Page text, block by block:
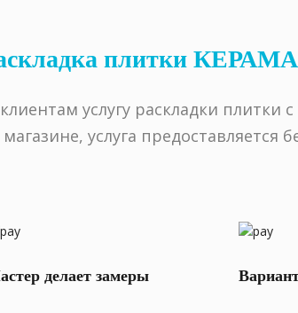
плитки
услугу раскладки плитки
услуга предоставляется
делает замеры